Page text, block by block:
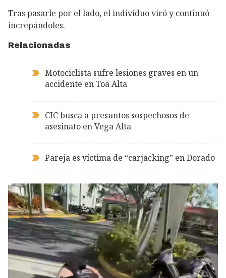
Tras pasarle por el lado, el individuo viró y continuó
increpándoles.
Relacionadas
Motociclista sufre lesiones graves en un
accidente en Toa Alta
CIC busca a presuntos sospechosos de
asesinato en Vega Alta
Pareja es víctima de “carjacking” en Dorado